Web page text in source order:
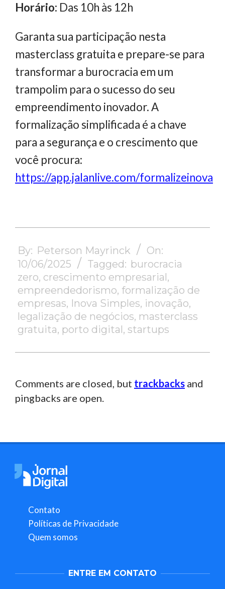
Horário: Das 10h às 12h
Garanta sua participação nesta
masterclass gratuita e prepare-se para
transformar a burocracia em um
trampolim para o sucesso do seu
empreendimento inovador. A
formalização simplificada é a chave
para a segurança e o crescimento que
você procura:
https://app.jalanlive.com/formalizeinova
06-
10
By: Peterson Mayrinck
On:
10/06/2025
Tagged: burocracia
zero, crescimento empresarial ,
empreendedorismo, formalização de
empresas, Inova Simples, inovação,
legalização de negócios, masterclass
gratuita, porto digital , startups
Comments are closed, but trackbacks and
pingbacks are open.
Contato
Políticas de Privacidade
Quem somos
ENTRE EM CONTATO